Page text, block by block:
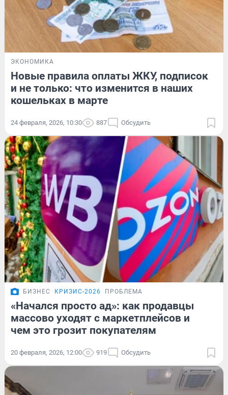
ЭКОНОМИКА
Новые правила оплаты ЖКУ, подписок
и не только: что изменится в наших
кошельках в марте
24 февраля, 2026, 10:30 887 Обсудить
БИЗНЕС КРИЗИС-2026 ПРОБЛЕМА
«Начался просто ад»: как продавцы
массово уходят с маркетплейсов и
чем это грозит покупателям
20 февраля, 2026, 12:00 919 Обсудить